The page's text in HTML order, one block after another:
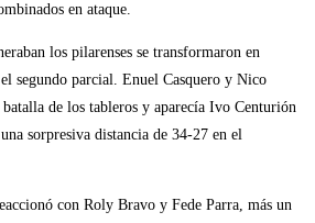
en ataque.
los pilarenses se transformaron en
segundo parcial. Enuel Casquero y Nico
de los tableros y aparecía Ivo Centurión
sorpresiva distancia de 34-27 en el
con Roly Bravo y Fede Parra, más un